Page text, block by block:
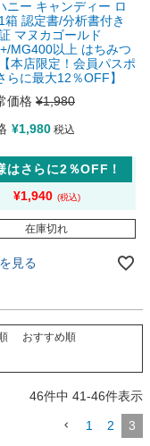
ニー キャンディー ロ
箱 認定書/分析書付き
マヌカゴールド
MG400以上 はちみつ
本店限定！会員パスポ
らに最大12％OFF】
価格 ¥1,980
¥1,980 税込
はさらに2％OFF！
¥1,940
在庫切れ
見る
おすすめ順
46件中 41-46件表示
1 2 3